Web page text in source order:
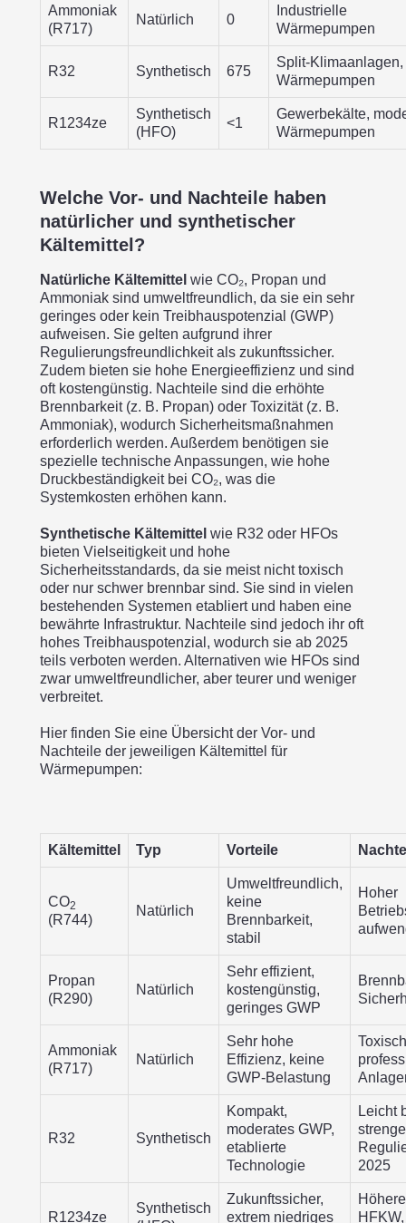
Ammoniak
(R717)
Natürlich 0
Industrielle
Wärmepumpen
R32 Synthetisch 675
Split-Klimaanlagen,
Wärmepumpen
R1234ze
Synthetisch
(HFO)
<1
Gewerbekälte,
Wärmepumpen
Welche Vor- und Nachteile haben
natürlicher und synthetischer
Kältemittel?
Natürliche Kältemittel wie CO₂, Propan und
Ammoniak sind umweltfreundlich, da sie ein sehr
geringes oder kein Treibhauspotenzial (GWP)
aufweisen. Sie gelten aufgrund ihrer
Regulierungsfreundlichkeit als zukunftssicher.
Zudem bieten sie hohe Energieeffizienz und sind
oft kostengünstig. Nachteile sind die erhöhte
Brennbarkeit (z. B. Propan) oder Toxizität (z. B.
Ammoniak), wodurch Sicherheitsmaßnahmen
erforderlich werden. Außerdem benötigen sie
spezielle technische Anpassungen, wie hohe
Druckbeständigkeit bei CO₂, was die
Systemkosten erhöhen kann.
Synthetische Kältemittel wie R32 oder HFOs
bieten Vielseitigkeit und hohe
Sicherheitsstandards, da sie meist nicht toxisch
oder nur schwer brennbar sind. Sie sind in vielen
bestehenden Systemen etabliert und haben eine
bewährte Infrastruktur. Nachteile sind jedoch ihr oft
hohes Treibhauspotenzial, wodurch sie ab 2025
teils verboten werden. Alternativen wie HFOs sind
zwar umweltfreundlicher, aber teurer und weniger
verbreitet.
Hier finden Sie eine Übersicht der Vor- und
Nachteile der jeweiligen Kältemittel für
Wärmepumpen:
Kältemittel Typ Vorteile
CO2
(R744)
Natürlich
Umweltfreundlich,
keine
Brennbarkeit,
stabil
Hoher
Propan
(R290)
Natürlich
Sehr effizient,
kostengünstig,
geringes GWP
Ammoniak
(R717)
Natürlich
Sehr hohe
Effizienz, keine
GWP-Belastung
R32 Synthetisch
Kompakt,
moderates GWP,
etablierte
Technologie
Leicht
2025
R1234ze
Synthetisch
Zukunftssicher,
extrem niedriges